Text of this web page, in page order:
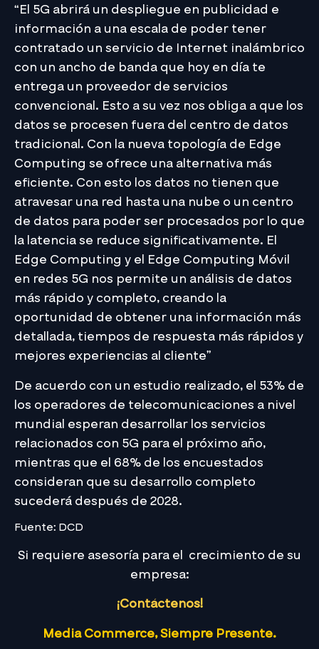
“El 5G abrirá un despliegue en publicidad e
información a una escala de poder tener
contratado un servicio de Internet inalámbrico
con un ancho de banda que hoy en día te
entrega un proveedor de servicios
convencional. Esto a su vez nos obliga a que los
datos se procesen fuera del centro de datos
tradicional. Con la nueva topología de Edge
Computing se ofrece una alternativa más
eficiente. Con esto los datos no tienen que
atravesar una red hasta una nube o un centro
de datos para poder ser procesados por lo que
la latencia se reduce significativamente. El
Edge Computing y el Edge Computing Móvil
en redes 5G nos permite un análisis de datos
más rápido y completo, creando la
oportunidad de obtener una información más
detallada, tiempos de respuesta más rápidos y
mejores experiencias al cliente”
De acuerdo con un estudio realizado, el 53% de
los operadores de telecomunicaciones a nivel
mundial esperan desarrollar los servicios
relacionados con 5G para el próximo año,
mientras que el 68% de los encuestados
consideran que su desarrollo completo
sucederá después de 2028.
Fuente: DCD
Si requiere asesoría para el crecimiento de su
empresa:
¡Contáctenos!
Media Commerce, Siempre Presente.